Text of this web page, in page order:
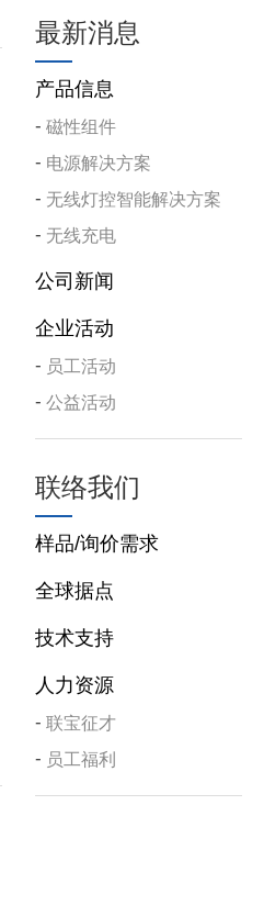
最新消息
产品信息
磁性组件
电源解决方案
无线灯控智能解决方案
无线充电
公司新闻
企业活动
员工活动
公益活动
联络我们
样品/询价需求
全球据点
技术支持
人力资源
联宝征才
员工福利